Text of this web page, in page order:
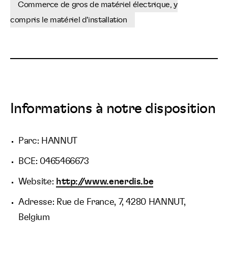
Commerce de gros de matériel électrique, y
compris le matériel d'installation
Informations à notre disposition
Parc: HANNUT
BCE: 0465466673
Website: http://www.enerdis.be
Adresse: Rue de France, 7, 4280 HANNUT,
Belgium